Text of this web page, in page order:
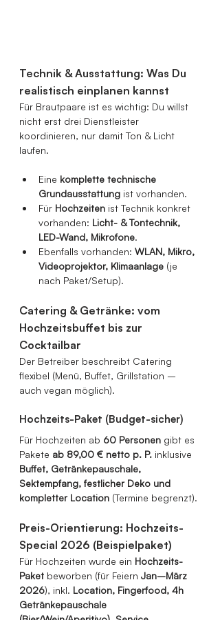
Technik & Ausstattung: Was Du
realistisch einplanen kannst
Für Brautpaare ist es wichtig: Du willst
nicht erst drei Dienstleister
koordinieren, nur damit Ton & Licht
laufen.
Eine komplette technische
Grundausstattung ist vorhanden.
Für Hochzeiten ist Technik konkret
vorhanden: Licht- & Tontechnik,
LED-Wand, Mikrofone.
Ebenfalls vorhanden: WLAN, Mikro,
Videoprojektor, Klimaanlage (je
nach Paket/Setup).
Catering & Getränke: vom
Hochzeitsbuffet bis zur
Cocktailbar
Der Betreiber beschreibt Catering
flexibel (Menü, Buffet, Grillstation –
auch vegan möglich).
Hochzeits-Paket (Budget-sicher)
Für Hochzeiten ab 60 Personen gibt es
Pakete ab 89,00 € netto p. P. inklusive
Buffet, Getränkepauschale,
Sektempfang, festlicher Deko und
kompletter Location (Termine begrenzt).
Preis-Orientierung: Hochzeits-
Special 2026 (Beispielpaket)
Für Hochzeiten wurde ein Hochzeits-
Paket beworben (für Feiern Jan–März
2026), inkl. Location, Fingerfood, 4h
Getränkepauschale